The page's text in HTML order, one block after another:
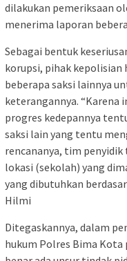
dilakukan pemeriksaan
menerima laporan
Sebagai bentuk
korupsi, pihak
beberapa saksi lainnya
keterangannya. “Karena
progres kedepannya
saksi lain yang tentu
rencananya, tim
lokasi (sekolah) yang
yang dibutuhkan
Hilmi
Ditegaskannya, dalam
hukum Polres Bima Kota